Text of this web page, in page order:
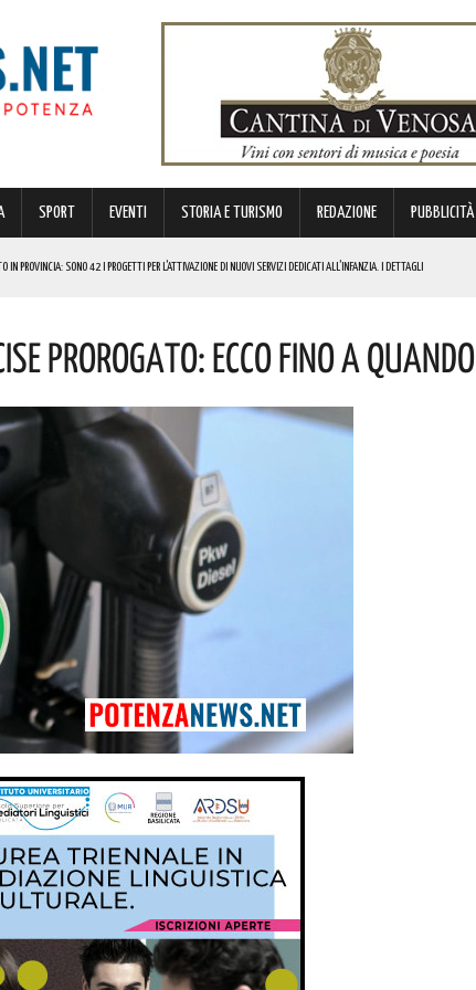
SPORT EVENTI STORIA E TURISMO REDAZIONE PUBBLICITÀ
ULTERIORE RAFFORZAMENTO DELLE MISURE DI SICUREZZA. LA DECISIONE DEL PREFETTO
MOMENTI DI FEDE, DI COMUNITÀ, DI SANO DIVERTIMENTO. ECCO LE FOTO
42 I PROGETTI PER L’ATTIVAZIONE DI NUOVI SERVIZI DEDICATI ALL’INFANZIA. I DETTAGLI
Prorogato: Ecco Fino A Quando